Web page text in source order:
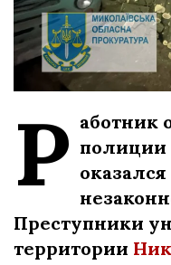
Р аботник
Преступники
территории